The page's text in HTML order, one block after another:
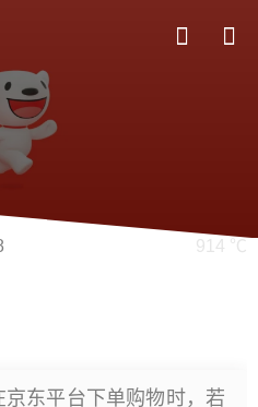
914 ℃
京东平台下单购物时，若